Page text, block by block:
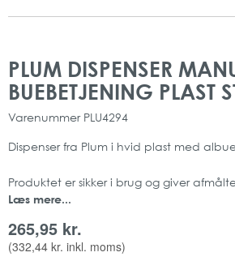
PLUM DISPENSER
BUEBETJENING PLAST
Varenummer PLU4294
Dispenser fra Plum i hvid plast med
Produktet er sikker i brug og giver
den mere miljørigtig.
Deruoder er den meget hygiejnisk at
rengøre og genopfylde.
Læs mere...
265,95 kr.
(332,44 kr. inkl. moms)
slutningen
af
starten
af